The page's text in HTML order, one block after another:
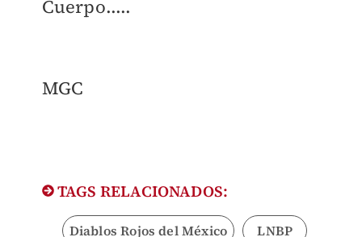
Cuerpo.....
MGC
TAGS RELACIONADOS:
Diablos Rojos del México LNBP